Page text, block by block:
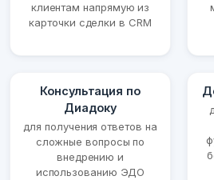
клиентам напрямую из
карточки сделки в CRM
Консультация по
Диадоку
для получения ответов на
сложные вопросы по
внедрению и
использованию ЭДО